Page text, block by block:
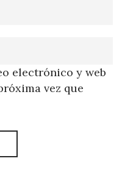
electrónico y web
vez que